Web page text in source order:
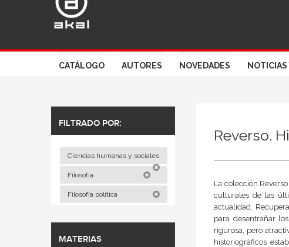
CATÁLOGO AUTORES NOVEDADES NOTICIAS
FILTRADO POR:
Ciencias humanas y sociales
Filosofía
Filosofía política
MATERIAS
Reverso.
La colección
culturales de las
actualidad.
para desentrañar
rigurosa, pero
historiográficos